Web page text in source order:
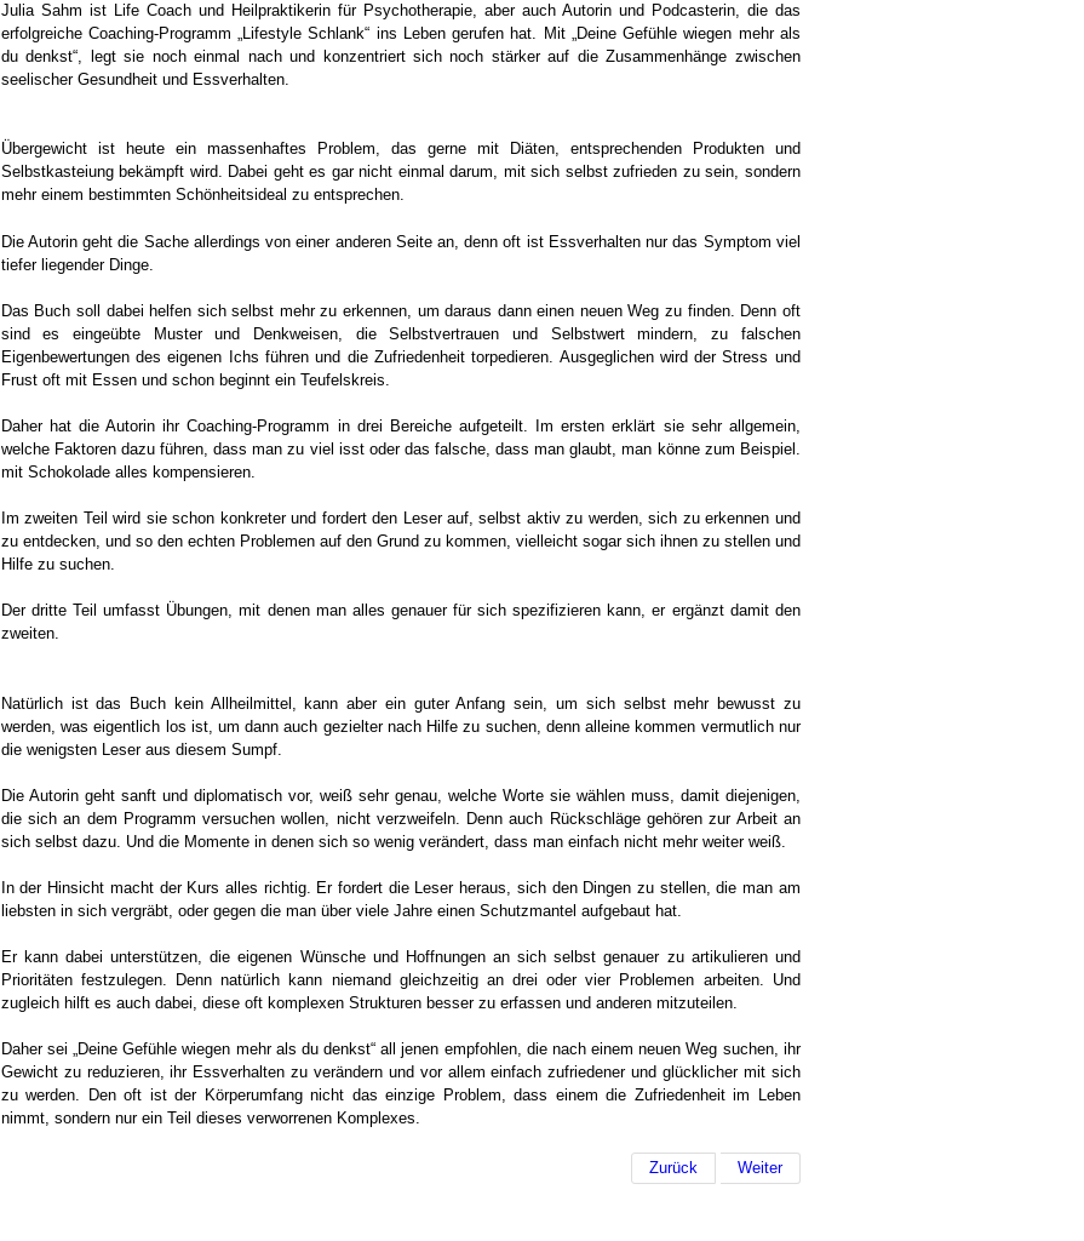
Julia Sahm ist Life Coach und Heilpraktikerin für Psychotherapie, aber auch Autorin und Podcasterin, die das
erfolgreiche Coaching-Programm „Lifestyle Schlank“ ins Leben gerufen hat. Mit „Deine Gefühle wiegen mehr als
du denkst“, legt sie noch einmal nach und konzentriert sich noch stärker auf die Zusammenhänge zwischen
seelischer Gesundheit und Essverhalten.
Übergewicht ist heute ein massenhaftes Problem, das gerne mit Diäten, entsprechenden Produkten und
Selbstkasteiung bekämpft wird. Dabei geht es gar nicht einmal darum, mit sich selbst zufrieden zu sein, sondern
mehr einem bestimmten Schönheitsideal zu entsprechen.
Die Autorin geht die Sache allerdings von einer anderen Seite an, denn oft ist Essverhalten nur das Symptom viel
tiefer liegender Dinge.
Das Buch soll dabei helfen sich selbst mehr zu erkennen, um daraus dann einen neuen Weg zu finden. Denn oft
sind es eingeübte Muster und Denkweisen, die Selbstvertrauen und Selbstwert mindern, zu falschen
Eigenbewertungen des eigenen Ichs führen und die Zufriedenheit torpedieren. Ausgeglichen wird der Stress und
Frust oft mit Essen und schon beginnt ein Teufelskreis.
Daher hat die Autorin ihr Coaching-Programm in drei Bereiche aufgeteilt. Im ersten erklärt sie sehr allgemein,
welche Faktoren dazu führen, dass man zu viel isst oder das falsche, dass man glaubt, man könne zum Beispiel.
mit Schokolade alles kompensieren.
Im zweiten Teil wird sie schon konkreter und fordert den Leser auf, selbst aktiv zu werden, sich zu erkennen und
zu entdecken, und so den echten Problemen auf den Grund zu kommen, vielleicht sogar sich ihnen zu stellen und
Hilfe zu suchen.
Der dritte Teil umfasst Übungen, mit denen man alles genauer für sich spezifizieren kann, er ergänzt damit den
zweiten.
Natürlich ist das Buch kein Allheilmittel, kann aber ein guter Anfang sein, um sich selbst mehr bewusst zu
werden, was eigentlich los ist, um dann auch gezielter nach Hilfe zu suchen, denn alleine kommen vermutlich nur
die wenigsten Leser aus diesem Sumpf.
Die Autorin geht sanft und diplomatisch vor, weiß sehr genau, welche Worte sie wählen muss, damit diejenigen,
die sich an dem Programm versuchen wollen, nicht verzweifeln. Denn auch Rückschläge gehören zur Arbeit an
sich selbst dazu. Und die Momente in denen sich so wenig verändert, dass man einfach nicht mehr weiter weiß.
In der Hinsicht macht der Kurs alles richtig. Er fordert die Leser heraus, sich den Dingen zu stellen, die man am
liebsten in sich vergräbt, oder gegen die man über viele Jahre einen Schutzmantel aufgebaut hat.
Er kann dabei unterstützen, die eigenen Wünsche und Hoffnungen an sich selbst genauer zu artikulieren und
Prioritäten festzulegen. Denn natürlich kann niemand gleichzeitig an drei oder vier Problemen arbeiten. Und
zugleich hilft es auch dabei, diese oft komplexen Strukturen besser zu erfassen und anderen mitzuteilen.
Daher sei „Deine Gefühle wiegen mehr als du denkst“ all jenen empfohlen, die nach einem neuen Weg suchen, ihr
Gewicht zu reduzieren, ihr Essverhalten zu verändern und vor allem einfach zufriedener und glücklicher mit sich
zu werden. Den oft ist der Körperumfang nicht das einzige Problem, dass einem die Zufriedenheit im Leben
nimmt, sondern nur ein Teil dieses verworrenen Komplexes.
Zurück Weiter